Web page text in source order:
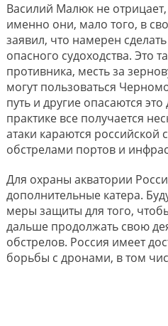
Василий Малюк не
именно они, мало того, в
заявил, что намерен
опасного судоходства. Это
противника, месть за
могут пользоваться
путь и другие опасаются
практике все получается
атаки караются российской
обстрелами портов и
Для охраны акватории
дополнительные катера.
меры защиты для того,
дальше продолжать свою
обстрелов. Россия имеет
борьбы с дронами, в том